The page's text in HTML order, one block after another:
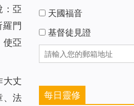
：亞
門
使亞
大丈
、法
天國福音
基督徒見證
每日靈修